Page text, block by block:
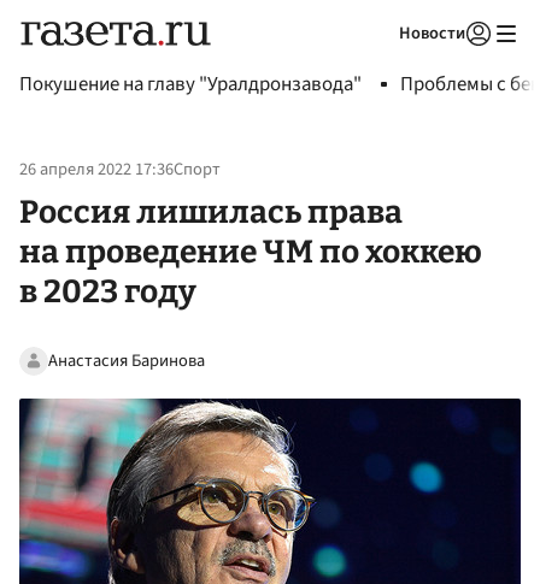
Новости
Покушение на главу "Уралдронзавода" Проблемы с
26 апреля 2022 17:36Спорт
Россия лишилась права
на проведение ЧМ по хоккею
в 2023 году
Анастасия Баринова